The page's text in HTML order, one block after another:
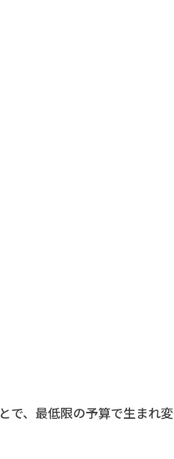
で、最低限の予算で生まれ変